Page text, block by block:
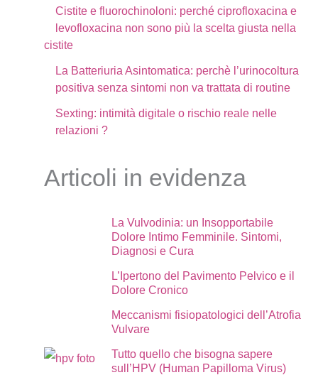
Cistite e fluorochinoloni: perché ciprofloxacina e
levofloxacina non sono più la scelta giusta nella
cistite
La Batteriuria Asintomatica: perchè l’urinocoltura
positiva senza sintomi non va trattata di routine
Sexting: intimità digitale o rischio reale nelle
relazioni ?
Articoli in evidenza
La Vulvodinia: un Insopportabile
Dolore Intimo Femminile. Sintomi,
Diagnosi e Cura
L’Ipertono del Pavimento Pelvico e il
Dolore Cronico
Meccanismi fisiopatologici dell’Atrofia
Vulvare
Tutto quello che bisogna sapere
sull’HPV (Human Papilloma Virus)